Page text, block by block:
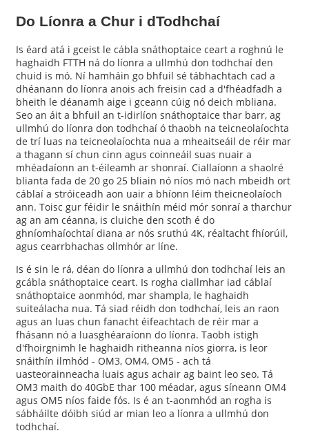
Do Líonra a Chur i dTodhchaí
Is éard atá i gceist le cábla snáthoptaice ceart a roghnú le
haghaidh FTTH ná do líonra a ullmhú don todhchaí den
chuid is mó. Ní hamháin go bhfuil sé tábhachtach cad a
dhéanann do líonra anois ach freisin cad a d'fhéadfadh a
bheith le déanamh aige i gceann cúig nó deich mbliana.
Seo an áit a bhfuil an t-idirlíon snáthoptaice thar barr, ag
ullmhú do líonra don todhchaí ó thaobh na teicneolaíochta
de trí luas na teicneolaíochta nua a mheaitseáil de réir mar
a thagann sí chun cinn agus coinneáil suas nuair a
mhéadaíonn an t-éileamh ar shonraí. Ciallaíonn a shaolré
blianta fada de 20 go 25 bliain nó níos mó nach mbeidh ort
cáblaí a stróiceadh aon uair a bhíonn léim theicneolaíoch
ann. Toisc gur féidir le snáithín méid mór sonraí a tharchur
ag an am céanna, is cluiche den scoth é do
ghníomhaíochtaí diana ar nós sruthú 4K, réaltacht fhíorúil,
agus cearrbhachas ollmhór ar líne.
Is é sin le rá, déan do líonra a ullmhú don todhchaí leis an
gcábla snáthoptaice ceart. Is rogha ciallmhar iad cáblaí
snáthoptaice aonmhód, mar shampla, le haghaidh
suiteálacha nua. Tá siad réidh don todhchaí, leis an raon
agus an luas chun fanacht éifeachtach de réir mar a
fhásann nó a luasghéaraíonn do líonra. Taobh istigh
d'fhoirgnimh le haghaidh ritheanna níos giorra, is leor
snáithín ilmhód - OM3, OM4, OM5 - ach tá
uasteorainneacha luais agus achair ag baint leo seo. Tá
OM3 maith do 40GbE thar 100 méadar, agus síneann OM4
agus OM5 níos faide fós. Is é an t-aonmhód an rogha is
sábháilte dóibh siúd ar mian leo a líonra a ullmhú don
todhchaí.